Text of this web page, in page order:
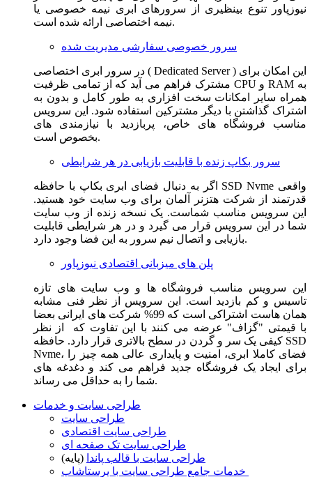
نیوزپاور تنوع بینظیری از سرورهای ابری نیمه خصوصی یا
نیمه اختصاصی ارائه شده است.
سرور خصوصی سفارشی مدیریت شده
در سرور ابری اختصاصی ( Dedicated Server ) این امکان برای
مشترک فراهم می آید که از تمامی ظرفیت CPU و RAM به
همراه سایر امکانات سخت افزاری به طور کامل و بدون به
اشتراک گذاشتن با دیگر مشترکین استفاده شود. این سرویس
مناسب فروشگاه های خاص، پربازدید با نیازمندی های
بخصوص است.
سرور بکاپ زنده با قابلیت بازیابی در هر شرایطی
اگر به دنبال فضای ابری بکاپ با حافظه SSD Nvme واقعی
قدرتمند از شرکت هتزنر آلمان برای وب سایت خود هستید.
این سرویس مناسب شماست. یک نسخه زنده از وب سایت
شما در این سرویس قرار می گیرد و در هر شرایطی قابلیت
بازیابی و اتصال نیم سرور به این فضا وجود دارد.
پلن های میزبانی اقتصادی نیوزپاور
این سرویس مناسب فروشگاه ها و وب سایت های تازه
تاسیس و کم بازدید است. این سرویس از نظر فنی مشابه
همان هاست اشتراکی است که 99% شرکت های ایرانی بعضا
با قیمتی "گزاف" عرضه می کنند با این تفاوت که از نظر
کیفی یک سر و گردن در سطح بالاتری قرار دارد. حافظه SSD
Nvme، فضای کاملا ابری، امنیت و پایداری عالی همه چیز را
برای ایجاد یک فروشگاه جدید فراهم می کند و دغدغه های
شما را به حداقل می رساند.
طراحی سایت و خدمات
طراحی سایت
طراحی سایت اقتصادی
طراحی سایت تک صفحه ای
طراحی سایت با قالب پاندا (پایه)